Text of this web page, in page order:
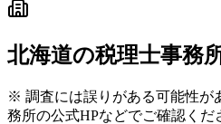
北海道の税理士事務
※ 調査には誤りがある可能性が
務所の公式HPなどでご確認くだ